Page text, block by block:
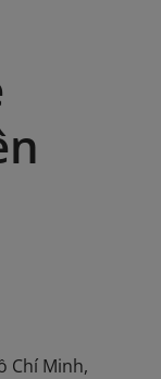
Chí Minh,